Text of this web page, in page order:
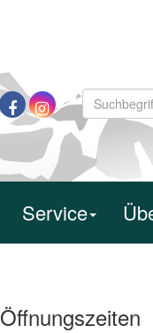
Service
Öffnungszeiten